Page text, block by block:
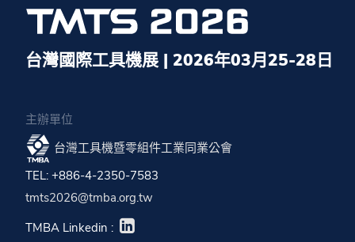
台灣國際工具機展 | 2026年03月25-28日
主辦單位
台灣工具機暨零組件工業同業公會
TEL: +886-4-2350-7583
tmts2026@tmba.org.tw
TMBA Linkedin :